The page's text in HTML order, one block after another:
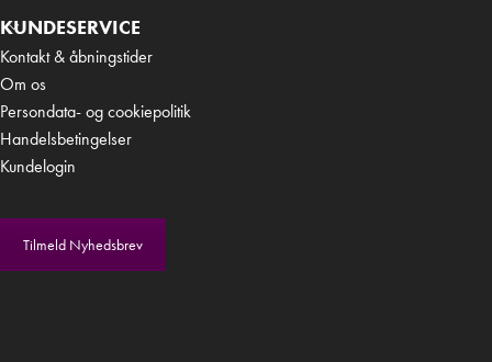
KUNDESERVICE
Kontakt & åbningstider
Om os
Persondata- og cookiepolitik
Handelsbetingelser
Kundelogin
Tilmeld Nyhedsbrev